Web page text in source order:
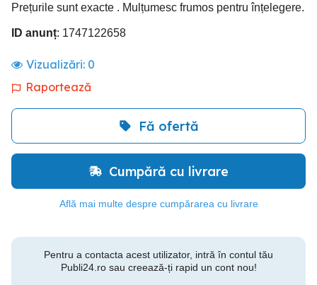
Prețurile sunt exacte . Mulțumesc frumos pentru înțelegere.
ID anunț: 1747122658
Vizualizări: 0
Raportează
Fă ofertă
Cumpără cu livrare
Află mai multe despre cumpărarea cu livrare
Pentru a contacta acest utilizator, intră în contul tău
Publi24.ro sau creează-ți rapid un cont nou!